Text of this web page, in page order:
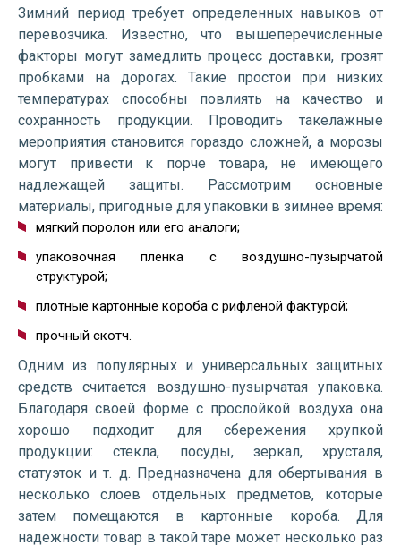
Зимний период требует определенных навыков от
перевозчика. Известно, что вышеперечисленные
факторы могут замедлить процесс доставки, грозят
пробками на дорогах. Такие простои при низких
температурах способны повлиять на качество и
сохранность продукции. Проводить такелажные
мероприятия становится гораздо сложней, а морозы
могут привести к порче товара, не имеющего
надлежащей защиты. Рассмотрим основные
материалы, пригодные для упаковки в зимнее время:
мягкий поролон или его аналоги;
упаковочная пленка с воздушно-пузырчатой
структурой;
плотные картонные короба с рифленой фактурой;
прочный скотч.
Одним из популярных и универсальных защитных
средств считается воздушно-пузырчатая упаковка.
Благодаря своей форме с прослойкой воздуха она
хорошо подходит для сбережения хрупкой
продукции: стекла, посуды, зеркал, хрусталя,
статуэток и т. д. Предназначена для обертывания в
несколько слоев отдельных предметов, которые
затем помещаются в картонные короба. Для
надежности товар в такой таре может несколько раз